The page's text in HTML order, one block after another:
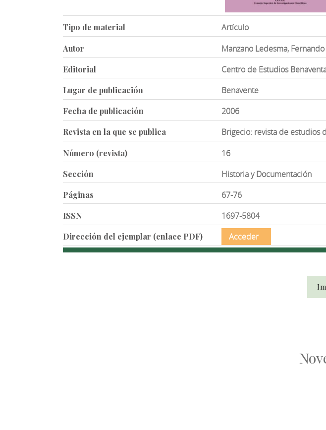
Tipo de material Artículo
Autor Manzano Ledesma, Fernando
Editorial Centro de Estudios
Lugar de publicación Benavente
Fecha de publicación 2006
Revista en la que se publica Brigecio: revista de estudios
Número (revista) 16
Sección Historia y Documentación
Páginas 67-76
ISSN 1697-5804
Dirección del ejemplar (enlace PDF) Acceder